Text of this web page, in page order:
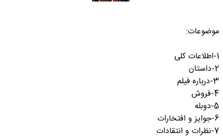
موضوعات:
1-اطلاعات کلی
2-داستان
3-درباره فیلم
4-فروش
5-دوبله
6-جوایز و افتخارات
7-نظرات و انتقادات